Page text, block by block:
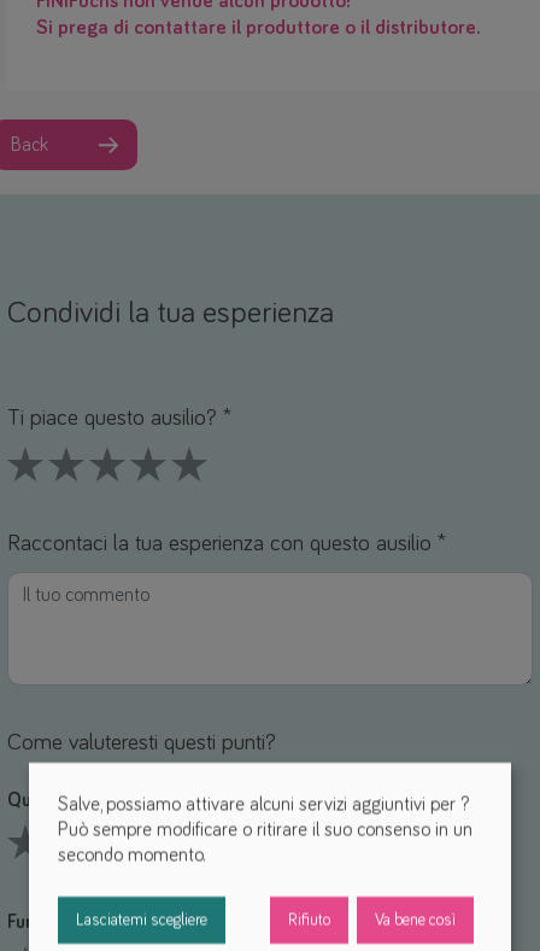
Si prega di contattare il produttore o il distributore.
Back
Condividi la tua esperienza
Ti piace questo ausilio? *
Raccontaci la tua esperienza con questo ausilio *
Come valuteresti questi punti?
Qualità *
Funzionalità *
Salve, possiamo attivare alcuni servizi aggiuntivi per ?
Può sempre modificare o ritirare il suo consenso in un
secondo momento.
Lasciatemi scegliere Rifiuto Va bene così